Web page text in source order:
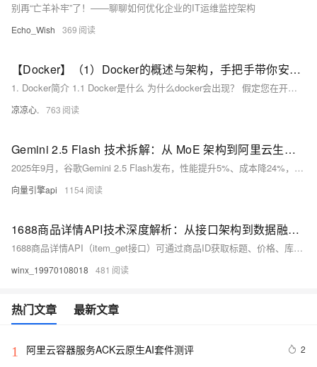
别再“亡羊补牢”了！——聊聊如何优化企业的IT运维监控架构
Echo_Wish 369
【Docker】（1）Docker的概述与架构，手把手带你安装Docker，云原生路上不可缺少的一门技术！
1. Docker简介 1.1 Docker是什么 为什么docker会出现？ 假定您在开发一款平台项目，您的开发环境具有特定的配置。其他开发人员身处的环境配置也各有不同。 您正在开发的应用依赖于您当前的配置且还要依赖于某些配置文件。 您的企业还拥有标准化的测试和生产环境，且具有自身的配置和一系列支持文件。 **要求：**希望尽可能多在本地模拟这些环境而不产生重新创建服务器环境的开销 问题： 要如何确保应用能够在这些环境中运行和通过质量检测？ 在部署过程中不出现令人头疼的版本、配置问题 无需重新编写代码和进行故障修复
凉凉心. 763
Gemini 2.5 Flash 技术拆解：从 MoE 架构到阿里云生态落地指南
2025年9月，谷歌Gemini 2.5 Flash发布，性能提升5%、成本降24%，引发行业关注。其MoE架构、百万上下文与“思考”范式，助力阿里云开发者高效构建云原生应用。本文解析技术内核，结合汽车、物流等案例，提供落地指南与避坑建议，展望大模型与流计算融合前景。
向量引擎api 1154
1688商品详情API技术深度解析：从接口架构到数据融合实战
1688商品详情API（item_get接口）可通过商品ID获取标题、价格、库存、SKU等核心数据，适用于价格监控、供应链管理等场景。支持JSON格式返回，需企业认证。Python示例展示如何调用接口获取商品信息。
winx_19970108018 481
热门文章 最新文章
1 阿里云容器服务ACK云原生AI套件测评 2